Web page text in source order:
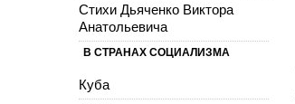
Стихи Дьяченко Виктора
Анатольевича
В СТРАНАХ СОЦИАЛИЗМА
Куба